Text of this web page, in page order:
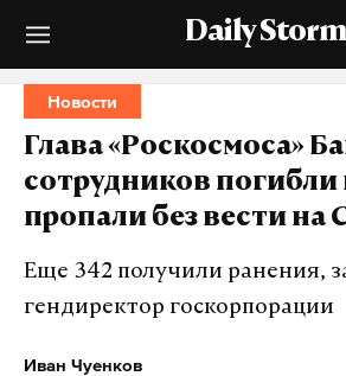
Daily Storm
Новости
Глава «Роскосмоса»
сотрудников погибли
пропали без вести на
Еще 342 получили ранения,
гендиректор госкорпорации
Иван Чуенков